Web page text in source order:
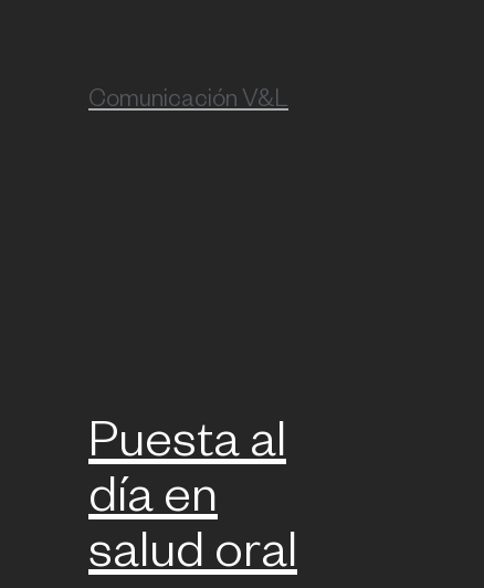
Comunicación V&L
Puesta al
día en
salud oral